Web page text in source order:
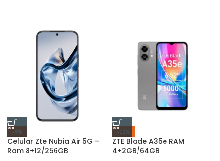
-9%
Celular Zte Nubia Air 5G –
Ram 8+12/256GB
-10%
ZTE Blade A35e RAM
4+2GB/64GB